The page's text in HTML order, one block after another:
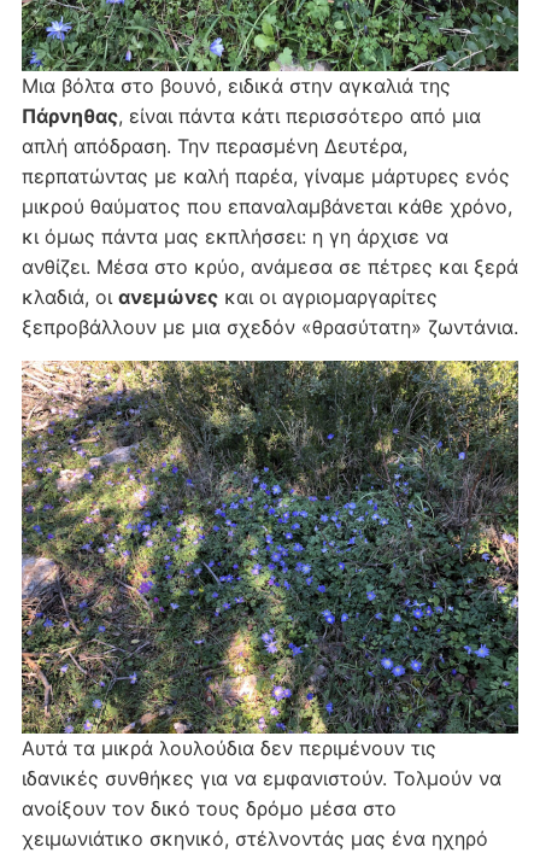
Μια βόλτα στο βουνό, ειδικά στην αγκαλιά της
Πάρνηθας, είναι πάντα κάτι περισσότερο από μια
απλή απόδραση. Την περασμένη Δευτέρα,
περπατώντας με καλή παρέα, γίναμε μάρτυρες ενός
μικρού θαύματος που επαναλαμβάνεται κάθε χρόνο,
κι όμως πάντα μας εκπλήσσει: η γη άρχισε να
ανθίζει. Μέσα στο κρύο, ανάμεσα σε πέτρες και ξερά
κλαδιά, οι ανεμώνεςκαι οι αγριομαργαρίτες
ξεπροβάλλουν με μια σχεδόν «θρασύτατη» ζωντάνια.
Αυτά τα μικρά λουλούδια δεν περιμένουν τις
ιδανικές συνθήκες για να εμφανιστούν. Τολμούν να
ανοίξουν τον δικό τους δρόμο μέσα στο
χειμωνιάτικο σκηνικό, στέλνοντάς μας ένα ηχηρό